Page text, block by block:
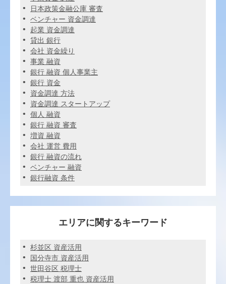
日本政策金融公庫 審査
ベンチャー 資金調達
起業 資金調達
貸出 銀行
会社 資金繰り
事業 融資
銀行 融資 個人事業主
銀行 資金
資金調達 方法
資金調達 スタートアップ
個人 融資
銀行 融資 審査
増資 融資
会社 運営 費用
銀行 融資の流れ
ベンチャー 融資
銀行融資 条件
エリアに関するキーワード
杉並区 資産活用
国分寺市 資産活用
世田谷区 税理士
税理士 渡部 重也 資産活用